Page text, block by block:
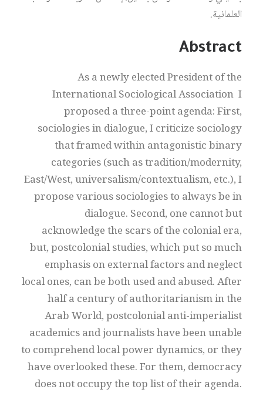
العلمانية.
Abstract
As a newly elected President of the
International Sociological Association I
proposed a three-point agenda: First,
sociologies in dialogue, I criticize sociology
that framed within antagonistic binary
categories (such as tradition/modernity,
East/West, universalism/contextualism, etc.), I
propose various sociologies to always be in
dialogue. Second, one cannot but
acknowledge the scars of the colonial era,
but, postcolonial studies, which put so much
emphasis on external factors and neglect
local ones, can be both used and abused. After
half a century of authoritarianism in the
Arab World, postcolonial anti-imperialist
academics and journalists have been unable
to comprehend local power dynamics, or they
have overlooked these. For them, democracy
does not occupy the top list of their agenda.